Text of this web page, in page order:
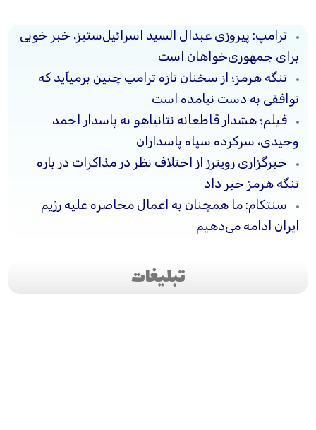
ترامپ: پیروزی عبدال السید اسرائیل‌ستیز، خبر خوبی
برای جمهوری‌خواهان است
تنگه هرمز؛ از سخنان تازه ترامپ چنین برمیآید که
توافقی به دست نیامده است
فیلم؛ هشدار قاطعانه نتانیاهو به پاسدار احمد
وحیدی، سرکرده سپاه پاسداران
خبرگزاری رویترز از اختلاف نظر در مذاکرات در باره
تنگه هرمز خبر داد
سنتکام: ما همچنان به اعمال محاصره علیه رژیم
ایران ادامه می‌دهیم
تبلیغات